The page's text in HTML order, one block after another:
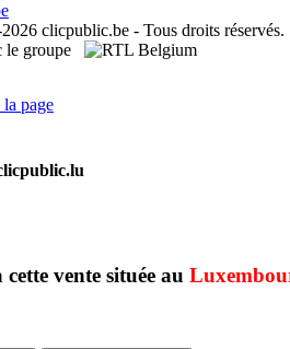
clicpublic.be - Tous droits réservés.
le groupe
page
vente située au